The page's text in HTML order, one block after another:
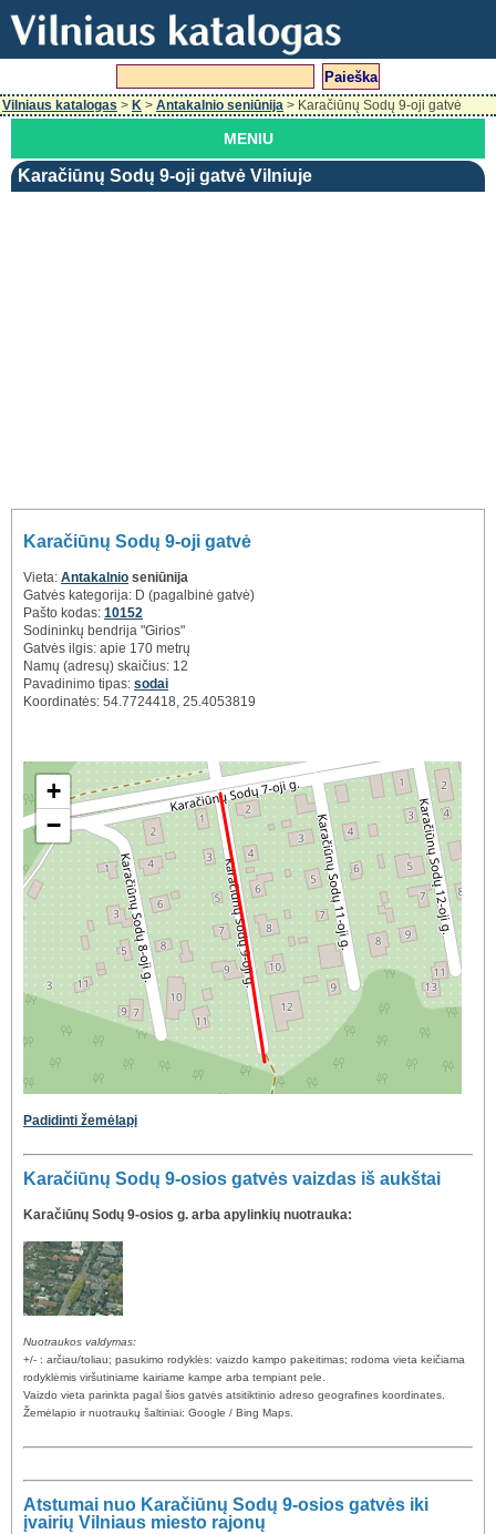
Vilniaus katalogas > K > Antakalnio seniūnija > Karačiūnų Sodų 9-oji gatvė
MENIU
Karačiūnų Sodų 9-oji gatvė Vilniuje
Karačiūnų Sodų 9-oji gatvė
Vieta: Antakalnio seniūnija
Gatvės kategorija: D (pagalbinė gatvė)
Pašto kodas: 10152
Sodininkų bendrija "Girios"
Gatvės ilgis: apie 170 metrų
Namų (adresų) skaičius: 12
Pavadinimo tipas: sodai
Koordinatės: 54.7724418, 25.4053819
+
−
Padidinti žemėlapį
Karačiūnų Sodų 9-osios gatvės vaizdas iš aukštai
Karačiūnų Sodų 9-osios g. arba apylinkių nuotrauka:
Nuotraukos valdymas:
+/- : arčiau/toliau; pasukimo rodyklės: vaizdo kampo pakeitimas; rodoma vieta keičiama
rodyklėmis viršutiniame kairiame kampe arba tempiant pele.
Vaizdo vieta parinkta pagal šios gatvės atsitiktinio adreso geografines koordinates.
Žemėlapio ir nuotraukų šaltiniai: Google / Bing Maps.
Atstumai nuo Karačiūnų Sodų 9-osios gatvės iki
įvairių Vilniaus miesto rajonų